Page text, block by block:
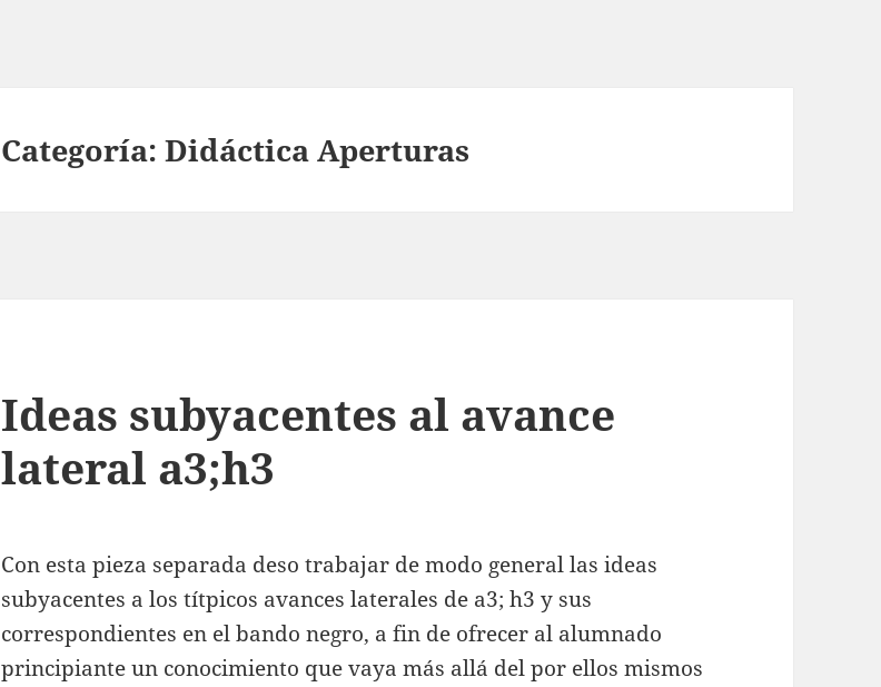
Categoría:Didáctica Aperturas
Ideas subyacentes al avance
lateral a3;h3
Con esta pieza separada deso trabajar de modo general las ideas
subyacentes a los títpicos avances laterales de a3; h3 y sus
correspondientes en el bando negro, a fin de ofrecer al alumnado
principiante un conocimiento que vaya más allá del por ellos mismos